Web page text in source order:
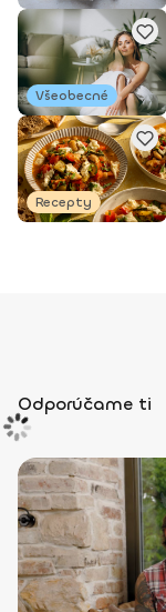
Všeobecné
Recepty
Odporúčame ti